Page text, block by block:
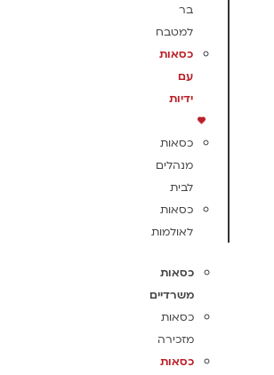
בר
למטבח
כסאות
עם
ידיות
כסאות
מנהלים
לבית
כסאות
לאולמות
כסאות
משרדיים
כסאות
מזכירה
כסאות